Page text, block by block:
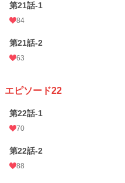
第21話-1
84
第21話-2
63
エピソード22
第22話-1
70
第22話-2
88